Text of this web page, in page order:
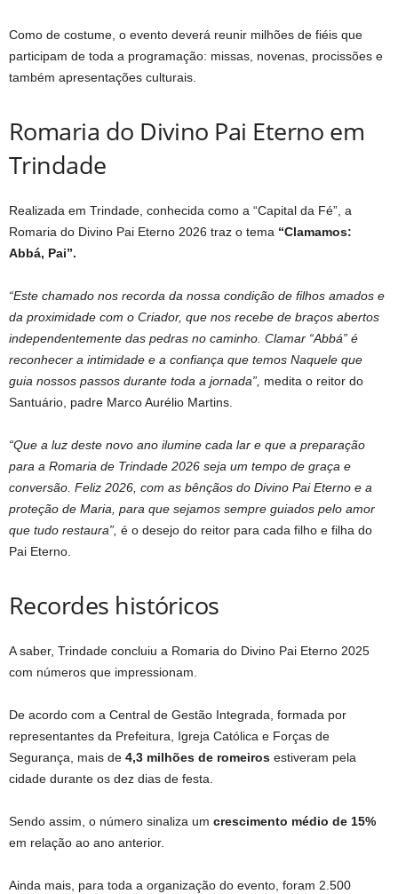
Como de costume, o evento deverá reunir milhões de fiéis que
participam de toda a programação: missas, novenas, procissões e
também apresentações culturais.
Romaria do Divino Pai Eterno em
Trindade
Realizada em Trindade, conhecida como a “Capital da Fé”, a
Romaria do Divino Pai Eterno 2026 traz o tema “Clamamos:
Abbá, Pai”.
“Este chamado nos recorda da nossa condição de filhos amados e
da proximidade com o Criador, que nos recebe de braços abertos
independentemente das pedras no caminho. Clamar “Abbá” é
reconhecer a intimidade e a confiança que temos Naquele que
guia nossos passos durante toda a jornada”, medita o reitor do
Santuário, padre Marco Aurélio Martins.
“Que a luz deste novo ano ilumine cada lar e que a preparação
para a Romaria de Trindade 2026 seja um tempo de graça e
conversão. Feliz 2026, com as bênçãos do Divino Pai Eterno e a
proteção de Maria, para que sejamos sempre guiados pelo amor
que tudo restaura”, é o desejo do reitor para cada filho e filha do
Pai Eterno.
Recordes históricos
A saber, Trindade concluiu a Romaria do Divino Pai Eterno 2025
com números que impressionam.
De acordo com a Central de Gestão Integrada, formada por
representantes da Prefeitura, Igreja Católica e Forças de
Segurança, mais de 4,3 milhões de romeiros estiveram pela
cidade durante os dez dias de festa.
Sendo assim, o número sinaliza um crescimento médio de 15%
em relação ao ano anterior.
Ainda mais, para toda a organização do evento, foram 2.500